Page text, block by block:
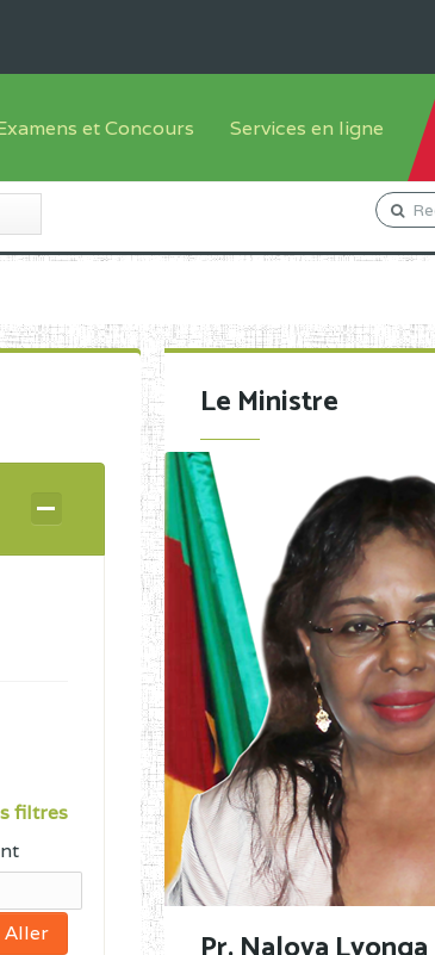
Sous système francophone
et Concours
des candidats
disponibles
Services en ligne
Orientation Conseil
Gestion du Personnel
Demande de subvention
filtres
Le Ministre